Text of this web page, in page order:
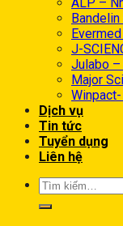
J-
Julabo
Major
Dịch vụ
Tin tức
Tuyển dụng
Liên hệ